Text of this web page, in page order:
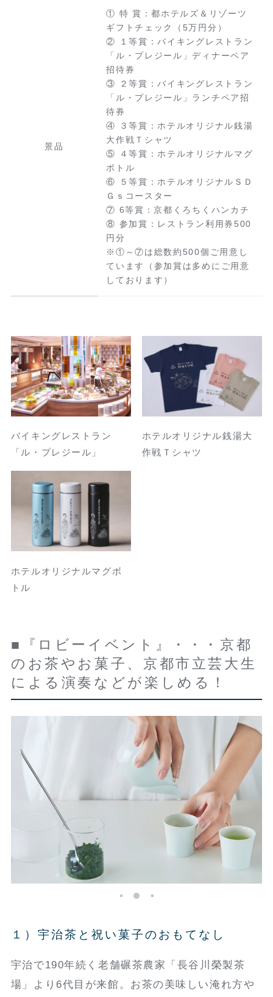
景品
① 特 賞：都ホテルズ＆リゾーツ
ギフトチェック（5万円分）
② １等賞：バイキングレストラン
「ル・プレジール」ディナーペア
招待券
③ ２等賞：バイキングレストラン
「ル・プレジール」ランチペア招
待券
④ ３等賞：ホテルオリジナル銭湯
大作戦Ｔシャツ
⑤ ４等賞：ホテルオリジナルマグ
ボトル
⑥ ５等賞：ホテルオリジナルＳＤ
Ｇｓコースター
⑦ 6等賞：京都くろちくハンカチ
⑧ 参加賞：レストラン利用券500
円分
※①～⑦は総数約500個ご用意し
ています（参加賞は多めにご用意
しております）
バイキングレストラン
「ル・プレジール」
ホテルオリジナル銭湯大
作戦Ｔシャツ
ホテルオリジナルマグボ
トル
■『ロビーイベント』・・・京都
のお茶やお菓子、京都市立芸大生
による演奏などが楽しめる！
１）宇治茶と祝い菓子のおもてなし
宇治で190年続く老舗碾茶農家「長谷川榮製茶
場」より6代目が来館。お茶の美味しい淹れ方や